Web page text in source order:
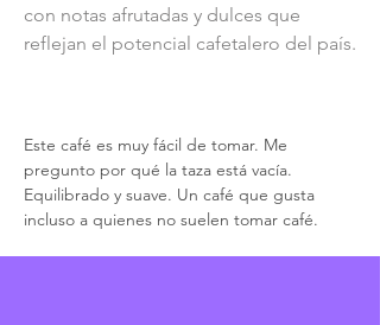
con notas afrutadas y dulces que
reflejan el potencial cafetalero del país.
Este café es muy fácil de tomar. Me
pregunto por qué la taza está vacía.
Equilibrado y suave. Un café que gusta
incluso a quienes no suelen tomar café.